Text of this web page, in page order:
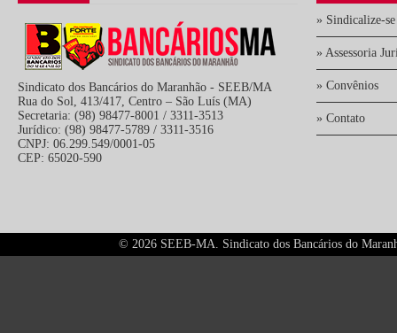
Sindicato dos Bancários do Maranhão - SEEB/MA
Rua do Sol, 413/417, Centro – São Luís (MA)
Secretaria: (98) 98477-8001 / 3311-3513
Jurídico: (98) 98477-5789 / 3311-3516
CNPJ: 06.299.549/0001-05
CEP: 65020-590
» Sindicalize-se
» Assessoria
» Convênios
» Contato
© 2026 SEEB-MA. Sindicato dos Bancários do